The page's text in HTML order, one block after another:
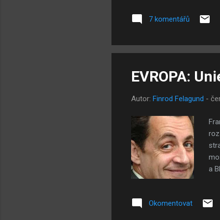
Pinochet
osoby,
7 komentářů
EVROPA:
Autor: Finrod Felagund -
a
Okomentovat